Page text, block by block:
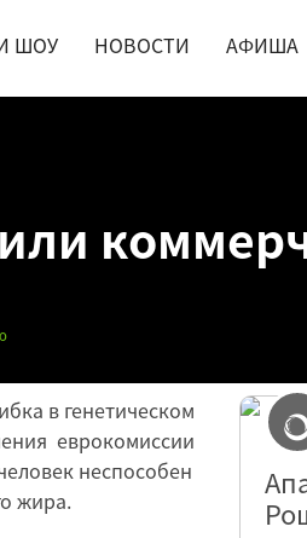
ШОУ НОВОСТИ АФИША
в генетическом
еврокомиссии
неспособен
жира.